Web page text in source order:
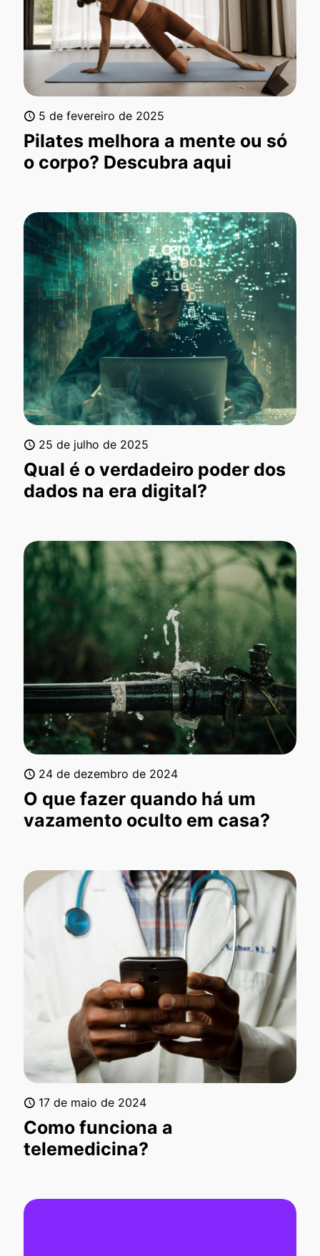
5 de fevereiro de 2025
Pilates melhora a mente ou só
o corpo? Descubra aqui
25 de julho de 2025
Qual é o verdadeiro poder dos
dados na era digital?
24 de dezembro de 2024
O que fazer quando há um
vazamento oculto em casa?
17 de maio de 2024
Como funciona a
telemedicina?